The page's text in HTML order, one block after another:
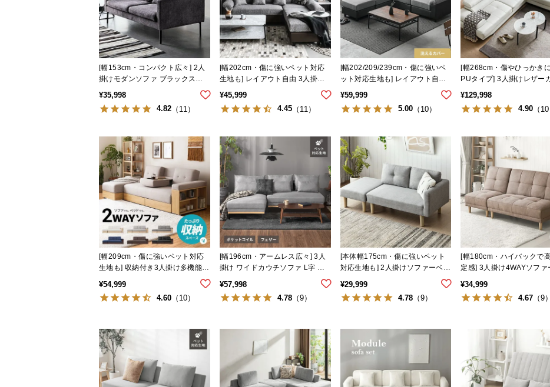
[幅153cm・コンパクト広々] 2人
掛けモダンソファ ブラックスチ
ール脚 ホテルライク 高級感
¥35,998
4.82 （11）
[幅202cm・傷に強いペット対応
生地も] レイアウト自由 3人掛け
カウチソファ レギュラーサイズ
¥45,999
4.45（11）
[幅202/209/239cm・傷に強いペ
ット対応生地も] レイアウト自由
3人掛けカウチソファ
¥59,999
5.00（10）
[幅268cm・傷やひっかき
PUタイプ] 3人掛けレザー
ソファ 広々設計 高級感
¥129,998
4.90 （10
[幅209cm・傷に強いペット対応
生地も] 収納付き3人掛け多機能ソ
¥54,999
4.60 （10）
[幅196cm・アームレス広々] 3人
掛け ワイドカウチソファ L字 肘
¥57,998
4.78（9）
[本体幅175cm・傷に強いペット
対応生地も] 2人掛けソファーベッ
¥29,999
4.78（9）
[幅180cm・ハイバックで
定感] 3人掛け4WAYソファ
¥34,999
4.67 （9）